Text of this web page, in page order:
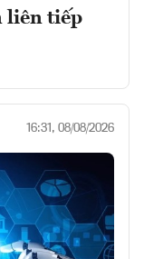
liên tiếp
16:31, 08/08/2026